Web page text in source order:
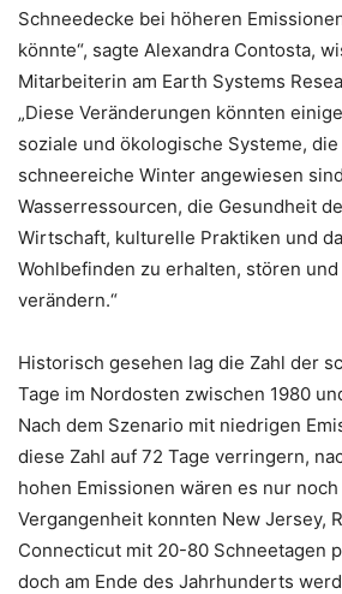
Schneedecke bei höheren
könnte“, sagte Alexandra Contosta,
Mitarbeiterin am Earth Systems
„Diese Veränderungen könnten
soziale und ökologische Systeme,
schneereiche Winter angewiesen
Wasserressourcen, die Gesundheit
Wirtschaft, kulturelle Praktiken und
Wohlbefinden zu erhalten, stören
verändern.“
Historisch gesehen lag die Zahl der
Tage im Nordosten zwischen 1980
Nach dem Szenario mit niedrigen
diese Zahl auf 72 Tage verringern,
hohen Emissionen wären es nur
Vergangenheit konnten New Jersey,
Connecticut mit 20-80 Schneetagen
doch am Ende des Jahrhunderts